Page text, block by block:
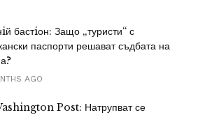
бастiон: Защо „туристи“ с
паспорти решават съдбата на
AGO
Post: Натрупват се